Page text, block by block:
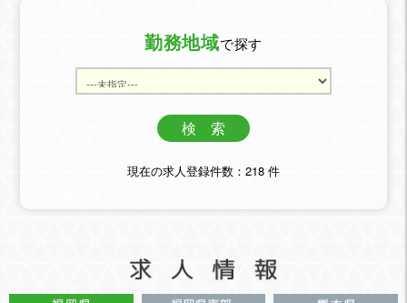
勤務地域で探す
現在の求人登録件数：218 件